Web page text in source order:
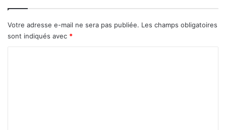
x
d
e
Votre adresse e-mail ne sera pas publiée. Les champs obligatoires
sont indiqués avec *